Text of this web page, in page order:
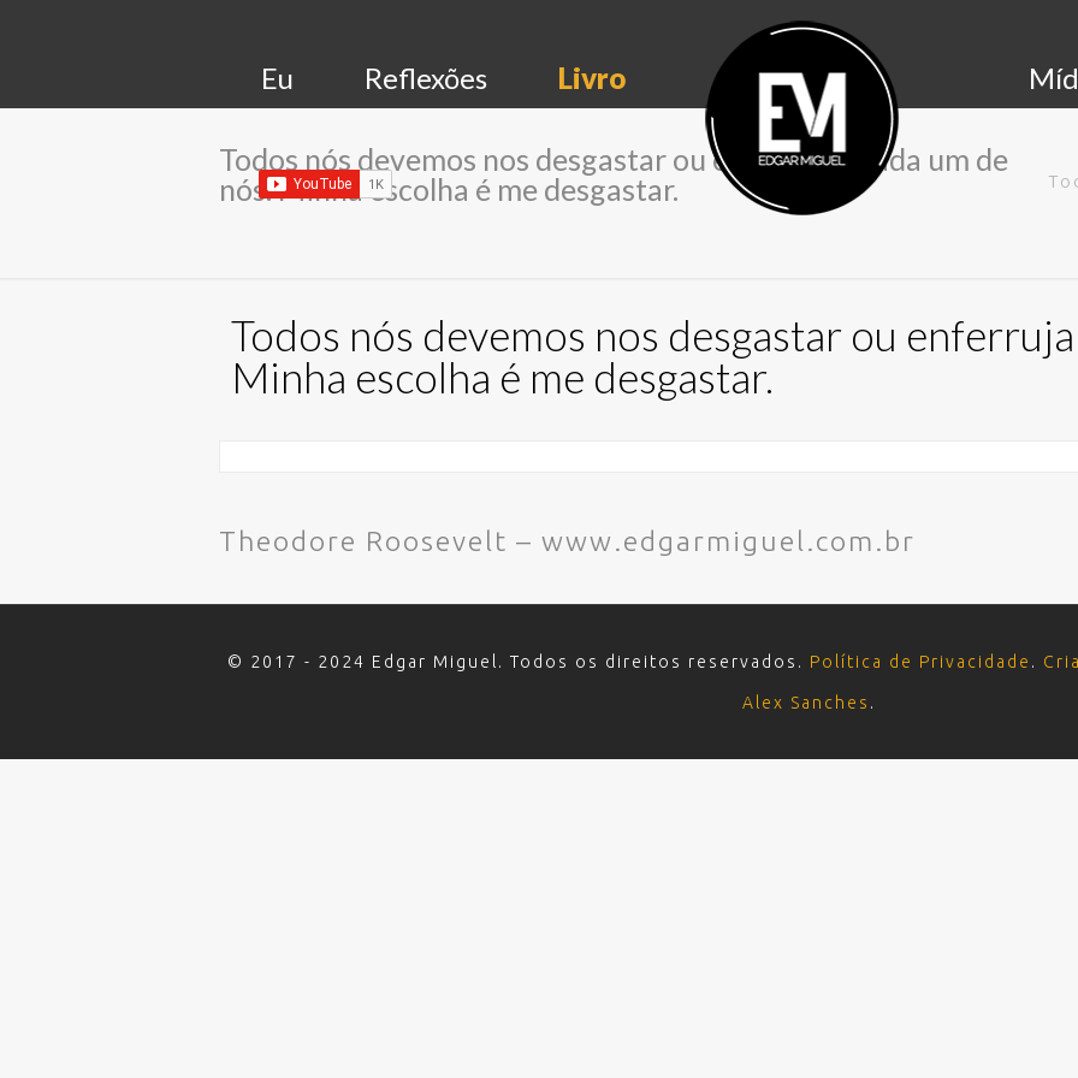
Eu Reflexões Livro
Todos nós devemos nos desgastar ou enferrujar, cada um de
nós. Minha escolha é me desgastar.
Todos nós devemos nos desgastar ou
Minha escolha é me desgastar.
Theodore Roosevelt – www.edgarmiguel.com.br
© 2017 - 2024 Edgar Miguel. Todos os direitos reservados. Política de Privacidade .
Alex Sanches .